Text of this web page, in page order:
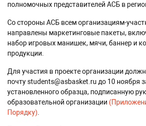
полномочных представителей АСБ в
Со стороны АСБ всем организациям-
направлены маркетинговые пакеты,
набор игровых манишек, мячи, баннер и
продукции.
Для участия в проекте организации
почтуstudents@asbasket.ru до 10 ноября
установленного образца, подписанную
образовательной организации
Порядку).